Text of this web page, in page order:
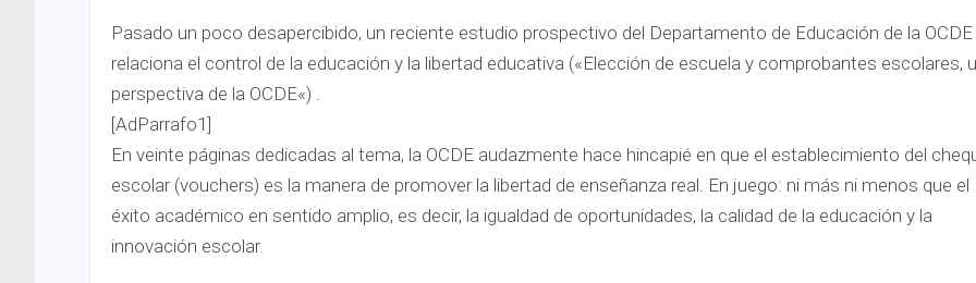
Pasado un poco desapercibido, un reciente estudio prospectivo del Departamento de Educación de la OCDE
relaciona el control de la educación y la libertad educativa («Elección de escuela y comprobantes escolares,
perspectiva de la OCDE«) .
[AdParrafo1]
En veinte páginas dedicadas al tema, la OCDE audazmente hace hincapié en que el establecimiento del
escolar (vouchers) es la manera de promover la libertad de enseñanza real. En juego: ni más ni menos que el
éxito académico en sentido amplio, es decir, la igualdad de oportunidades, la calidad de la educación y la
innovación escolar.